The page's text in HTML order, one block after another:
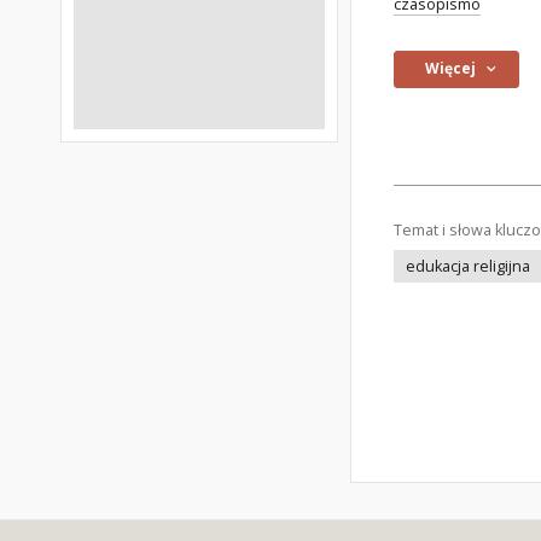
czasopismo
Więcej
Temat i słowa
edukacja religijna